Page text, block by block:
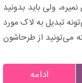
ولی باید بدونید
تبدیل به لاک مورد
می‌تونید از طرحاشون
ادامه